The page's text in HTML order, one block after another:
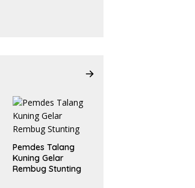
Pemdes Talang
Kuning Gelar
Rembug Stunting